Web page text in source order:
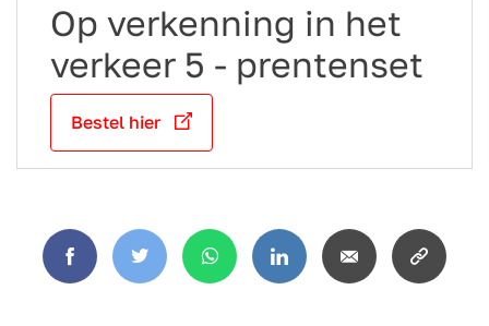
Op verkenning in het
verkeer 5 - prentenset
Bestel hier
FacebookTwitter WhatsAppLinkedInEmail
Copy